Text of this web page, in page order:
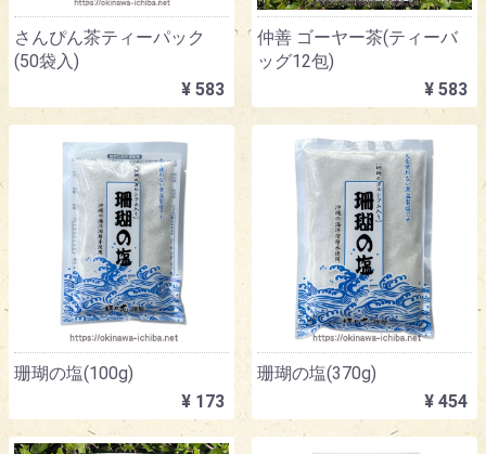
さんぴん茶ティーパック
(50袋入)
¥ 583
仲善 ゴーヤー茶(ティーバ
ッグ12包)
¥ 583
珊瑚の塩(100g)
¥ 173
珊瑚の塩(370g)
¥ 454